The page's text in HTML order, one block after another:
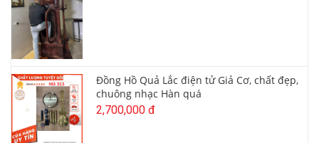
Đồng Hồ Quả Lắc điện tử Giả Cơ, chất đẹp,
chuông nhạc Hàn quá
2,700,000 đ